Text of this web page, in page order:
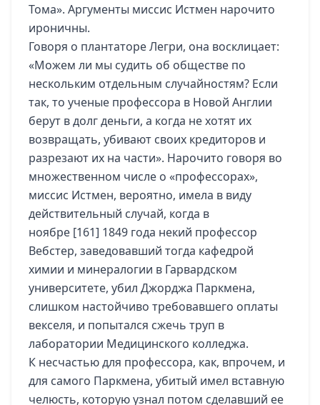
Тома». Аргументы миссис Истмен нарочито
ироничны.
Говоря о плантаторе Легри, она восклицает:
«Можем ли мы судить об обществе по
нескольким отдельным случайностям? Если
так, то ученые профессора в Новой Англии
берут в долг деньги, а когда не хотят их
возвращать, убивают своих кредиторов и
разрезают их на части». Нарочито говоря во
множественном числе о «профессорах»,
миссис Истмен, вероятно, имела в виду
действительный случай, когда в
ноябре [161] 1849 года некий профессор
Вебстер, заведовавший тогда кафедрой
химии и минералогии в Гарвардском
университете, убил Джорджа Паркмена,
слишком настойчиво требовавшего оплаты
векселя, и попытался сжечь труп в
лаборатории Медицинского колледжа.
К несчастью для профессора, как, впрочем, и
для самого Паркмена, убитый имел вставную
челюсть, которую узнал потом сделавший ее